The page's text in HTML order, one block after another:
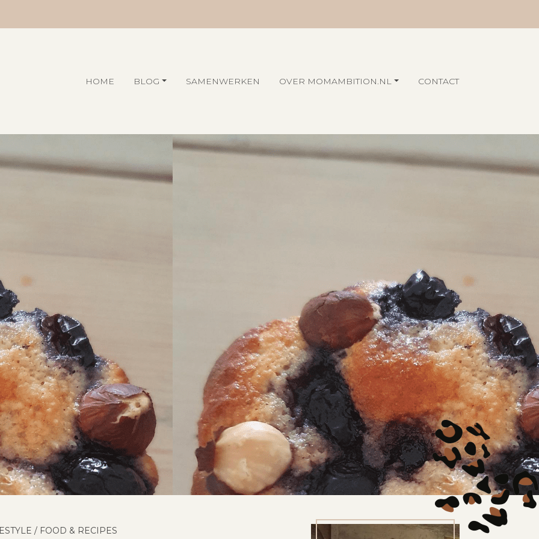
HOME BLOG SAMENWERKEN OVER MOMAMBITION.NL CONTACT
/ FOOD & RECIPES